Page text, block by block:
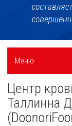
Külgpaani
Меню
Новости
Галерея
Центр
Таллинна